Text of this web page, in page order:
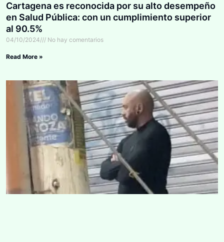
Cartagena es reconocida por su alto desempeño
en Salud Pública: con un cumplimiento superior
al 90.5%
04/10/2024 No hay comentarios
Read More »